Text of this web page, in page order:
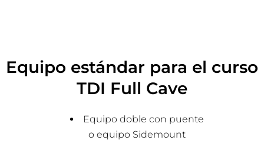
Equipo estándar para el curso
TDI Full Cave
Equipo doble con puente
o equipo Sidemount